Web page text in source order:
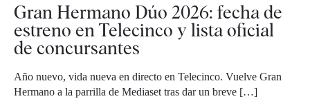
Gran Hermano Dúo 2026: fecha de
estreno en Telecinco y lista oficial
de concursantes
Año nuevo, vida nueva en directo en Telecinco. Vuelve Gran
Hermano a la parrilla de Mediaset tras dar un breve […]